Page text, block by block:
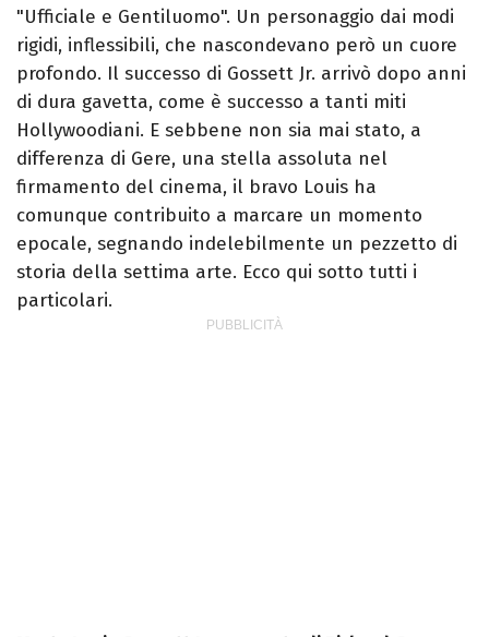
"Ufficiale e Gentiluomo". Un personaggio dai modi
rigidi, inflessibili, che nascondevano però un cuore
profondo. Il successo di Gossett Jr. arrivò dopo anni
di dura gavetta, come è successo a tanti miti
Hollywoodiani. E sebbene non sia mai stato, a
differenza di Gere, una stella assoluta nel
firmamento del cinema, il bravo Louis ha
comunque contribuito a marcare un momento
epocale, segnando indelebilmente un pezzetto di
storia della settima arte. Ecco qui sotto tutti i
particolari.